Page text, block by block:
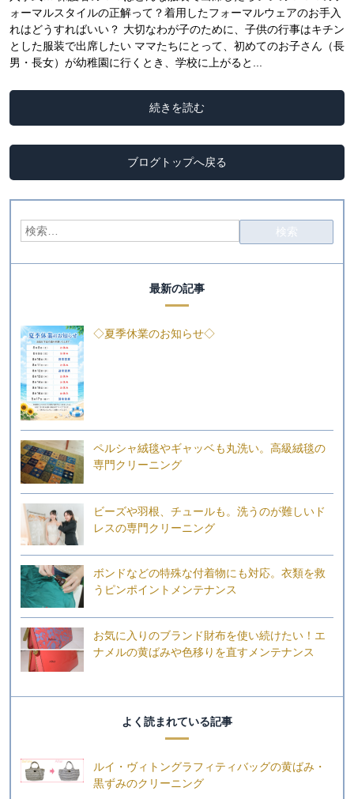
ォーマルスタイルの正解って？着用したフォーマルウェアのお手入
れはどうすればいい？ 大切なわが子のために、子供の行事はキチン
とした服装で出席したい ママたちにとって、初めてのお子さん（長
男・長女）が幼稚園に行くとき、学校に上がると...
続きを読む
ブログトップへ戻る
最新の記事
◇夏季休業のお知らせ◇
ペルシャ絨毯やギャッベも丸洗い。高級絨毯の
専門クリーニング
ビーズや羽根、チュールも。洗うのが難しいド
レスの専門クリーニング
ボンドなどの特殊な付着物にも対応。衣類を救
うピンポイントメンテナンス
お気に入りのブランド財布を使い続けたい！エ
ナメルの黄ばみや色移りを直すメンテナンス
よく読まれている記事
ルイ・ヴィトングラフィティバッグの黄ばみ・
黒ずみのクリーニング